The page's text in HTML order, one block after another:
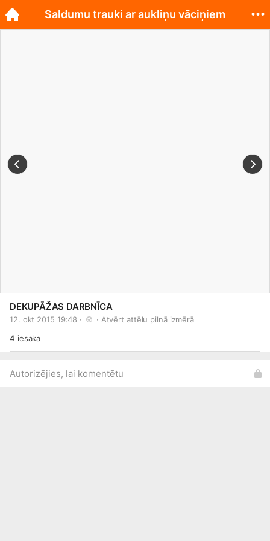
DEKUPĀŽAS DARBNĪCA
12. okt 2015 19:48 · · Atvērt attēlu pilnā izmērā
4 iesaka
Autorizējies, lai komentētu
Saldumu trauki ar aukliņu vāciņiem